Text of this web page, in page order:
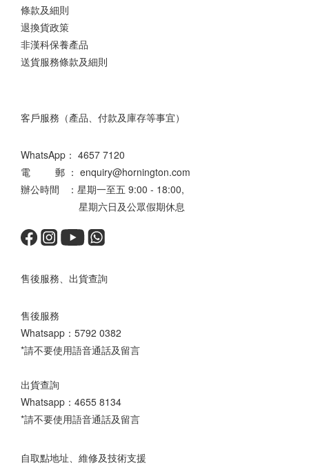
條款及細則
退換貨政策
非漢科保養產品
送貨服務條款及細則
客戶服務（產品、付款及庫存等事宜）
WhatsApp： 4657 7120
電 郵 ： enquiry@hornington.com
辦公時間 ：星期一至五 9:00 - 18:00,
星期六日及公眾假期休息
售後服務、出貨查詢
售後服務
Whatsapp： 5792 0382
*請不要使用語音通話及留言
出貨查詢
Whatsapp： 4655 8134
*請不要使用語音通話及留言
自取點地址、維修及技術支援